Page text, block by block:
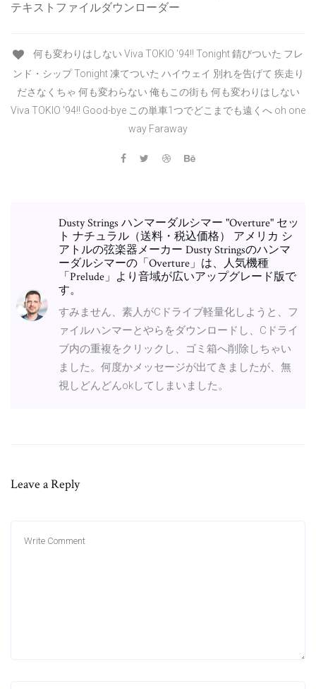
テキストファイルダウンローダー
何も変わりはしない Viva TOKIO '94!! Tonight 錆びついた フレ
ンド・シップ Tonight 凍てついた ハイウェイ 別れを告げて 疾走り
ださなくちゃ 何も変わらない 俺もこの街も 何も変わりはしない
Viva TOKIO '94!! Good-bye この単車1つでどこまでも遠くへ oh one
way Faraway
Dusty Strings ハンマーダルシマー "Overture" セッ
ト ナチュラル（送料・税込価格） アメリカ シ
アトルの弦楽器メーカー Dusty Stringsのハンマ
ーダルシマーの「Overture」は、人気機種
「Prelude」より音域が広いアップグレード版で
す。
すみません、素人がCドライブ軽量化しようと、フ
ァイルハンマーとやらをダウンロードし、Cドライ
ブ内の重複をクリックし、ゴミ箱へ削除しちゃい
ました。何度かメッセージが出てきましたが、無
視しどんどんokしてしまいました。
Leave a Reply